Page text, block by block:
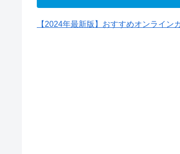
【2024年最新版】おすすめオンライン